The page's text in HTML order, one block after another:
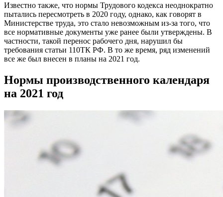
Известно также, что нормы Трудового кодекса неоднократно
пытались пересмотреть в 2020 году, однако, как говорят в
Министерстве труда, это стало невозможным из-за того, что
все нормативные документы уже ранее были утверждены. В
частности, такой перенос рабочего дня, нарушил бы
требования статьи 110ТК РФ. В то же время, ряд изменений
все же был внесен в планы на 2021 год.
Нормы производственного календаря
на 2021 год